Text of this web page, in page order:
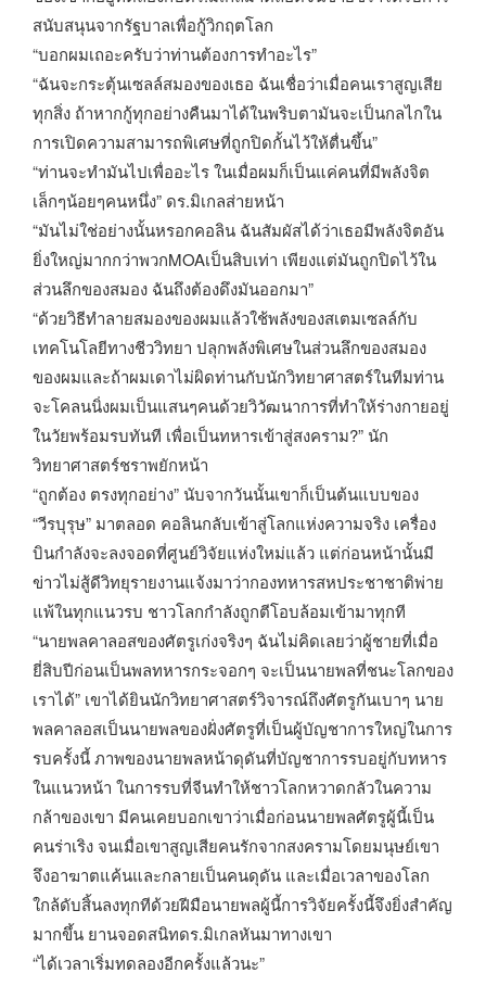
สนับสนุนจากรัฐบาลเพื่อกู้วิกฤตโลก
“บอกผมเถอะครับว่าท่านต้องการทำอะไร”
“ฉันจะกระตุ้นเซลล์สมองของเธอ ฉันเชื่อว่าเมื่อคนเราสูญเสีย
ทุกสิ่ง ถ้าหากกู้ทุกอย่างคืนมาได้ในพริบตามันจะเป็นกลไกใน
การเปิดความสามารถพิเศษที่ถูกปิดกั้นไว้ให้ตื่นขึ้น”
“ท่านจะทำมันไปเพื่ออะไร ในเมื่อผมก็เป็นแค่คนที่มีพลังจิต
เล็กๆน้อยๆคนหนึ่ง” ดร.มิเกลส่ายหน้า
“มันไม่ใช่อย่างนั้นหรอกคอลิน ฉันสัมผัสได้ว่าเธอมีพลังจิตอัน
ยิ่งใหญ่มากกว่าพวกMOAเป็นสิบเท่า เพียงแต่มันถูกปิดไว้ใน
ส่วนลึกของสมอง ฉันถึงต้องดึงมันออกมา”
“ด้วยวิธีทำลายสมองของผมแล้วใช้พลังของสเตมเซลล์กับ
เทคโนโลยีทางชีววิทยา ปลุกพลังพิเศษในส่วนลึกของสมอง
ของผมและถ้าผมเดาไม่ผิดท่านกับนักวิทยาศาสตร์ในทีมท่าน
จะโคลนนิ่งผมเป็นแสนๆคนด้วยวิวัฒนาการที่ทำให้ร่างกายอยู่
ในวัยพร้อมรบทันที เพื่อเป็นทหารเข้าสู่สงคราม?” นัก
วิทยาศาสตร์ชราพยักหน้า
“ถูกต้อง ตรงทุกอย่าง” นับจากวันนั้นเขาก็เป็นต้นแบบของ
“วีรบุรุษ” มาตลอด คอลินกลับเข้าสู่โลกแห่งความจริง เครื่อง
บินกำลังจะลงจอดที่ศูนย์วิจัยแห่งใหม่แล้ว แต่ก่อนหน้านั้นมี
ข่าวไม่สู้ดีวิทยุรายงานแจ้งมาว่ากองทหารสหประชาชาติพ่าย
แพ้ในทุกแนวรบ ชาวโลกกำลังถูกตีโอบล้อมเข้ามาทุกที
“นายพลคาลอสของศัตรูเก่งจริงๆ ฉันไม่คิดเลยว่าผู้ชายที่เมื่อ
ยี่สิบปีก่อนเป็นพลทหารกระจอกๆ จะเป็นนายพลที่ชนะโลกของ
เราได้” เขาได้ยินนักวิทยาศาสตร์วิจารณ์ถึงศัตรูกันเบาๆ นาย
พลคาลอสเป็นนายพลของฝั่งศัตรูที่เป็นผู้บัญชาการใหญ่ในการ
รบครั้งนี้ ภาพของนายพลหน้าดุดันที่บัญชาการรบอยู่กับทหาร
ในแนวหน้า ในการรบที่จีนทำให้ชาวโลกหวาดกลัวในความ
กล้าของเขา มีคนเคยบอกเขาว่าเมื่อก่อนนายพลศัตรูผู้นี้เป็น
คนร่าเริง จนเมื่อเขาสูญเสียคนรักจากสงครามโดยมนุษย์เขา
จึงอาฆาตแค้นและกลายเป็นคนดุดัน และเมื่อเวลาของโลก
ใกล้ดับสิ้นลงทุกทีด้วยฝีมือนายพลผู้นี้การวิจัยครั้งนี้จึงยิ่งสำคัญ
มากขึ้น ยานจอดสนิทดร.มิเกลหันมาทางเขา
“ได้เวลาเริ่มทดลองอีกครั้งแล้วนะ”